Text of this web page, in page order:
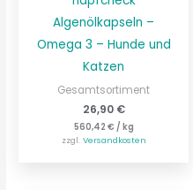
Algenölkapseln –
Omega 3 – Hunde und
Katzen
Gesamtsortiment
26,90 €
560,42 € / kg
zzgl. Versandkosten